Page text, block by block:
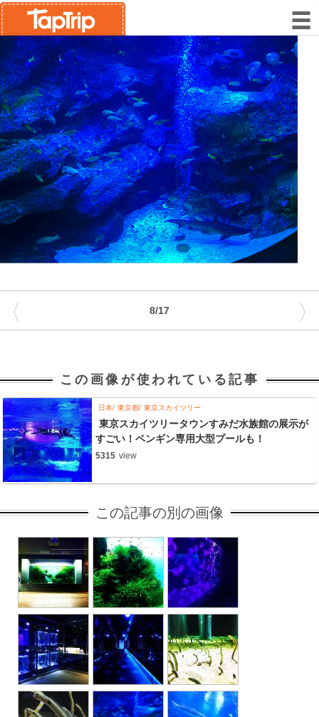
8/17
〈 〉
この画像が使われている記事
日本 東京都 東京スカイツリー
東京スカイツリータウンすみだ水族館の展示が
すごい！ペンギン専用大型プールも！
5315 view
この記事の別の画像